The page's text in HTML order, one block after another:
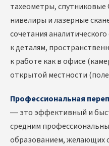
тахеометры,
нивелиры и лазерные
сочетания
к деталям,
к работе как в офисе
открытой местности
Профессиональная
— это эффективный и
средним
образованием, желающих